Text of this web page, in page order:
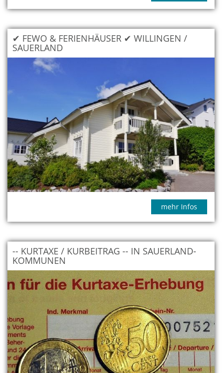
✔ FEWO & FERIENHÄUSER ✔ WILLINGEN /
SAUERLAND
mehr Infos
-- KURTAXE / KURBEITRAG -- IN SAUERLAND-
KOMMUNEN